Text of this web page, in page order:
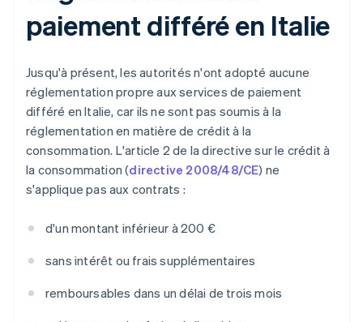
paiement différé en Italie
Jusqu'à présent, les autorités n'ont adopté aucune
réglementation propre aux services de paiement
différé en Italie, car ils ne sont pas soumis à la
réglementation en matière de crédit à la
consommation. L'article 2 de la directive sur le crédit à
la consommation (directive 2008/48/CE) ne
s'applique pas aux contrats :
d'un montant inférieur à 200 €
sans intérêt ou frais supplémentaires
remboursables dans un délai de trois mois